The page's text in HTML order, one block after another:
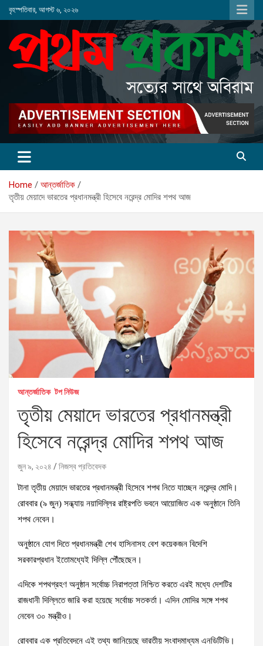
Skip
to
বৃহস্পতিবার, আগস্ট ৬, ২০২৬
Home
আন্তর্জাতিক
তৃতীয় মেয়াদে ভারতের প্রধানমন্ত্রী হিসেবে নরেন্দ্র মোদির শপথ আজ
আন্তর্জাতিক টপ নিউজ
তৃতীয় মেয়াদে ভারতের প্রধানমন্ত্রী
হিসেবে নরেন্দ্র মোদির শপথ আজ
জুন ৯, ২০২৪ নিজস্ব প্রতিবেদক
টানা তৃতীয় মেয়াদে ভারতের প্রধানমন্ত্রী হিসেবে শপথ নিতে যাচ্ছেন নরেন্দ্র মোদি।
রোববার (৯ জুন) সন্ধ্যায় নয়াদিল্লির রাষ্ট্রপতি ভবনে আয়োজিত এক অনুষ্ঠানে তিনি
শপথ নেবেন।
অনুষ্ঠানে যোগ দিতে প্রধানমন্ত্রী শেখ হাসিনাসহ বেশ কয়েকজন বিদেশি
সরকারপ্রধান ইতোমধ্যেই দিল্লি পৌঁছেছেন।
এদিকে শপথগ্রহণ অনুষ্ঠান সর্বোচ্চ নিরাপত্তা নিশ্চিত করতে এরই মধ্যে দেশটির
রাজধানী দিল্লিতে জারি করা হয়েছে সর্বোচ্চ সতকর্তা। এদিন মোদির সঙ্গে শপথ
নেবেন ৩০ মন্ত্রীও।
রোববার এক প্রতিবেদনে এই তথ্য জানিয়েছে ভারতীয় সংবাদমাধ্যম এনডিটিভি।